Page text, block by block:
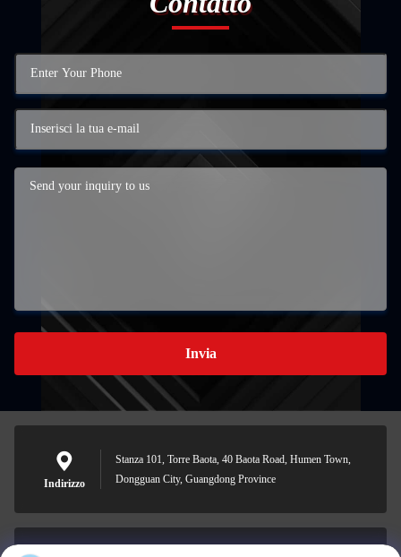
Invia
Indirizzo
Stanza 101, Torre Baota, 40 Baota Road, Humen Town,
Dongguan City, Guangdong Province